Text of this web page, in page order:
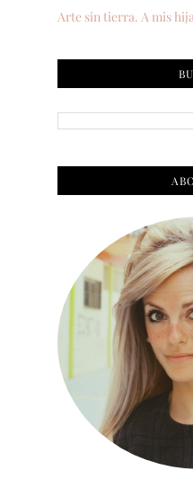
Arte sin tierra. A mis